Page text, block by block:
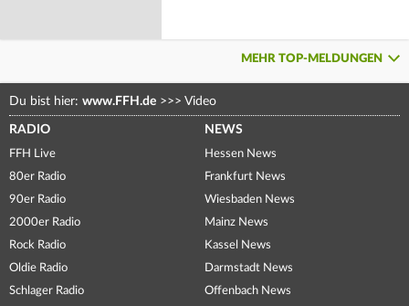
MEHR TOP-MELDUNGEN
Du bist hier: www.FFH.de >>> Video
RADIO
FFH Live
80er Radio
90er Radio
2000er Radio
Rock Radio
Oldie Radio
Schlager Radio
NEWS
Hessen News
Frankfurt News
Wiesbaden News
Mainz News
Kassel News
Darmstadt News
Offenbach News